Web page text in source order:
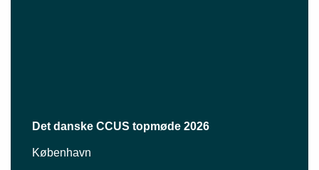
Det danske CCUS topmøde 2026
København